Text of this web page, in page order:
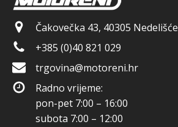
Čakovečka 43, 40305 Nedelišće
+385 (0)40 821 029
trgovina@motoreni.hr
Radno vrijeme:
pon-pet 7:00 – 16:00
subota 7:00 – 12:00